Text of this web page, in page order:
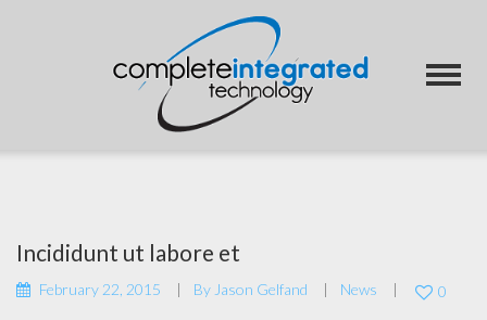
Incididunt ut labore et
February 22, 2015 By Jason Gelfand News 0